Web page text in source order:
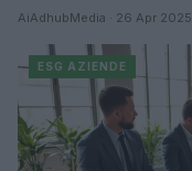
AiAdhubMedia · 26 Apr 2025
ESG AZIENDE